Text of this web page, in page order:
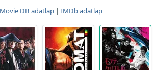
DB adatlap | IMDb adatlap